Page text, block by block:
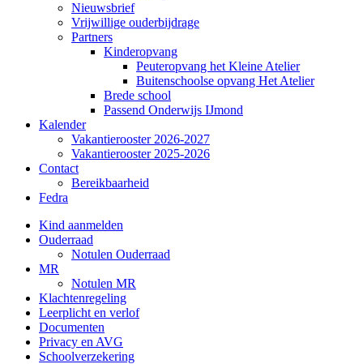
Nieuwsbrief
Vrijwillige ouderbijdrage
Partners
Kinderopvang
Peuteropvang het Kleine Atelier
Buitenschoolse opvang Het Atelier
Brede school
Passend Onderwijs IJmond
Kalender
Vakantierooster 2026-2027
Vakantierooster 2025-2026
Contact
Bereikbaarheid
Fedra
Kind aanmelden
Ouderraad
Notulen Ouderraad
MR
Notulen MR
Klachtenregeling
Leerplicht en verlof
Documenten
Privacy en AVG
Schoolverzekering